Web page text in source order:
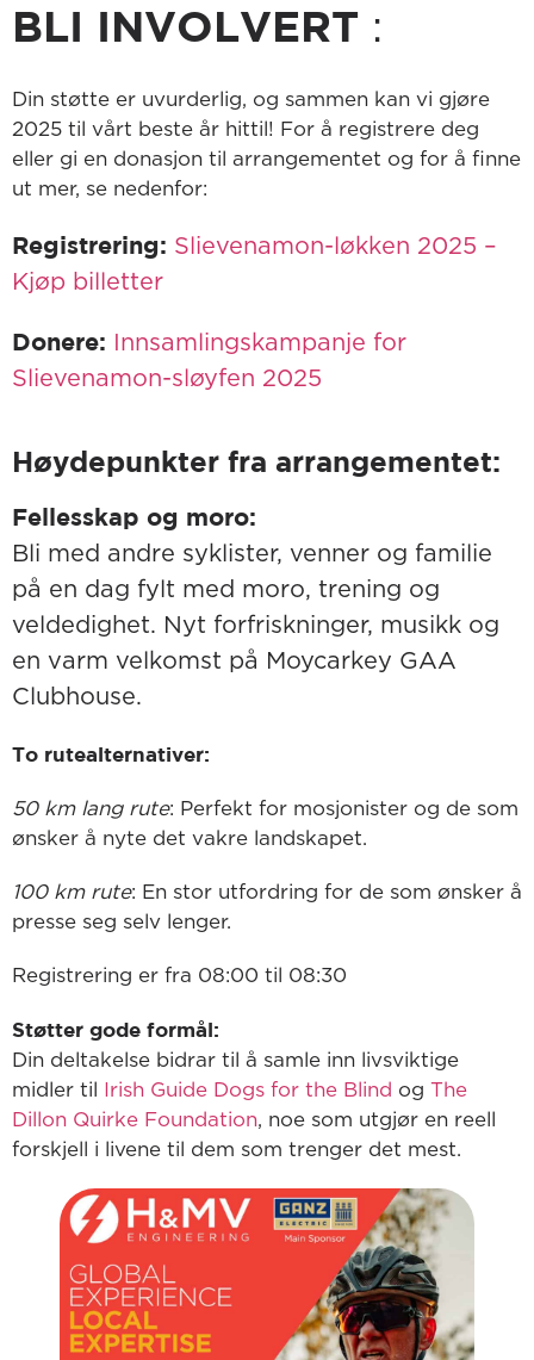
BLI INVOLVERT :
Din støtte er uvurderlig, og sammen kan vi gjøre
2025 til vårt beste år hittil! For å registrere deg
eller gi en donasjon til arrangementet og for å finne
ut mer, se nedenfor:
Registrering: Slievenamon-løkken 2025 –
Kjøp billetter
Donere:
Innsamlingskampanje for
Slievenamon-sløyfen 2025
Høydepunkter fra arrangementet:
Fellesskap og moro:
Bli med andre syklister, venner og familie
på en dag fylt med moro, trening og
veldedighet. Nyt forfriskninger, musikk og
en varm velkomst på Moycarkey GAA
Clubhouse.
To rutealternativer:
50 km lang rute: Perfekt for mosjonister og de som
ønsker å nyte det vakre landskapet.
100 km rute: En stor utfordring for de som ønsker å
presse seg selv lenger.
Registrering er fra 08:00 til 08:30
Støtter gode formål:
Din deltakelse bidrar til å samle inn livsviktige
midler til
Irish Guide Dogs for the Blind og The
Dillon Quirke Foundation, noe som utgjør en reell
forskjell i livene til dem som trenger det mest.